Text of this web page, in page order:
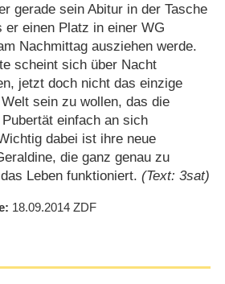
gerade sein Abitur in der Tasche
er einen Platz in einer WG
Nachmittag ausziehen werde.
scheint sich über Nacht
jetzt doch nicht das einzige
sein zu wollen, das die
einfach an sich
dabei ist ihre neue
die ganz genau zu
Leben funktioniert. (Text: 3sat)
18.09.2014 ZDF